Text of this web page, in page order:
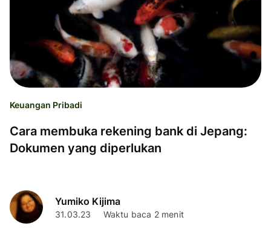
Keuangan Pribadi
Cara membuka rekening bank di Jepang:
Dokumen yang diperlukan
Yumiko Kijima
31.03.23 Waktu baca 2 menit